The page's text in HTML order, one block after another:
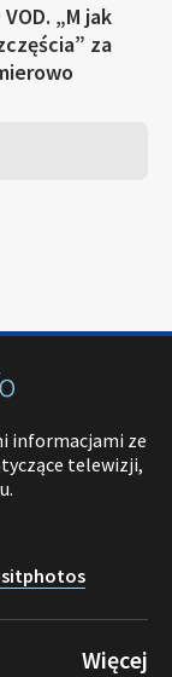
„M jak
za
informacjami ze
telewizji,
Więcej